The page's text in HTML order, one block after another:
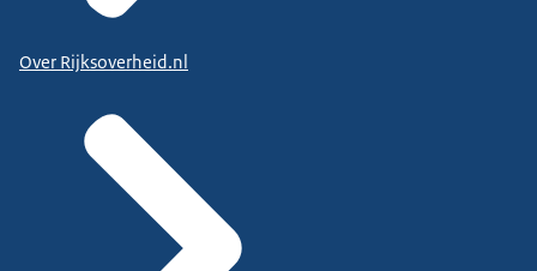
Over Rijksoverheid.nl